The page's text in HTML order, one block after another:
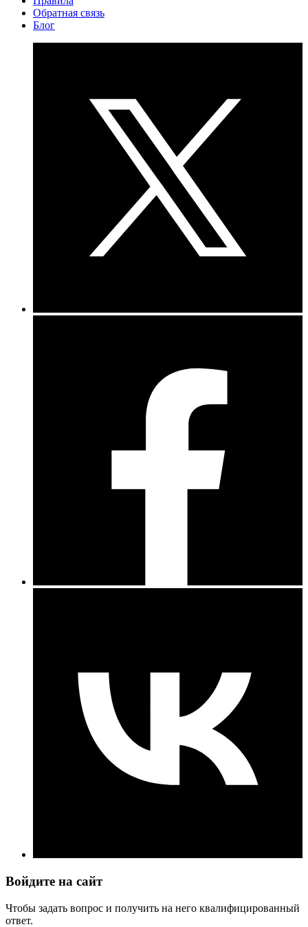
Обратная связь
Блог
Войдите на сайт
Чтобы задать вопрос и получить на него квалифицированный
ответ.